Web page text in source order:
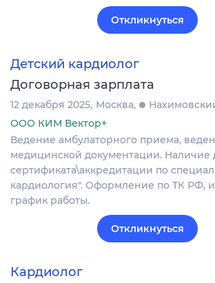
Откликнуться
Детский кардиолог
Договорная зарплата
12 декабря 2025 Москва
ООО КИМ Вектор+
Ведение амбулаторного приема,
медицинской документации. Наличие
сертификата\аккредитации по
кардиология". Оформление по ТК РФ,
график работы.
Откликнуться
Кардиолог